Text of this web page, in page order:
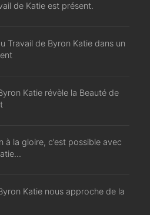
de Katie est présent.
Travail de Byron Katie dans un
Katie révèle la Beauté de
à la gloire, c’est possible avec
Katie nous approche de la